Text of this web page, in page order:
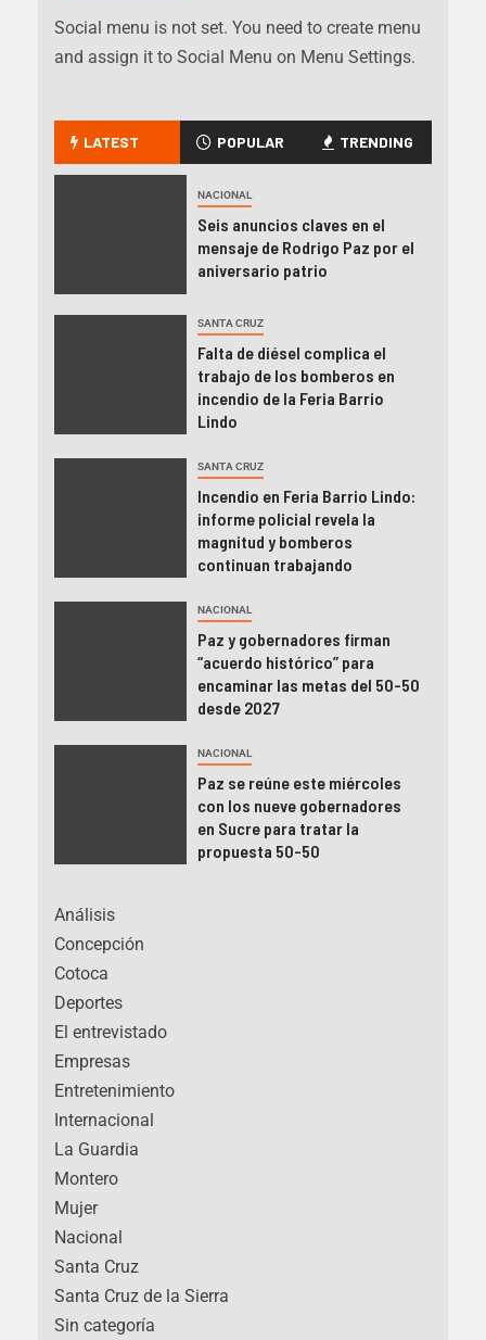
Social menu is not set. You need to create menu
and assign it to Social Menu on Menu Settings.
LATEST POPULAR TRENDING
NACIONAL
Seis anuncios claves en el
mensaje de Rodrigo Paz por el
aniversario patrio
SANTA CRUZ
Falta de diésel complica el
trabajo de los bomberos en
incendio de la Feria Barrio
Lindo
SANTA CRUZ
Incendio en Feria Barrio Lindo:
informe policial revela la
magnitud y bomberos
continuan trabajando
NACIONAL
Paz y gobernadores firman
“acuerdo histórico” para
encaminar las metas del 50-50
desde 2027
NACIONAL
Paz se reúne este miércoles
con los nueve gobernadores
en Sucre para tratar la
propuesta 50-50
Análisis
Concepción
Cotoca
Deportes
El entrevistado
Empresas
Entretenimiento
Internacional
La Guardia
Montero
Mujer
Nacional
Santa Cruz
Santa Cruz de la Sierra
Sin categoría